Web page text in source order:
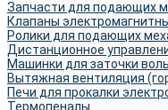
Запчасти для подающих
Клапаны
Ролики для подающих
Дистанционное
Машинки для заточки
Вытяжная вентиляция
Печи для прокалки
Термопеналы